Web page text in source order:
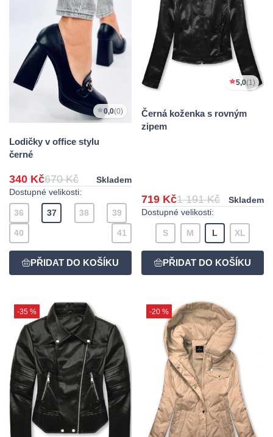
0,0(0)
Lodičky v office stylu
černé
340 Kč670 Kč
Skladem
Dostupné velikosti:
36 37 38 39
40 41
5,0(1)
Černá koženka s rovným
zipem
719 Kč1 191 Kč
Skladem
Dostupné velikosti:
S M L XL
-35 % -20 %